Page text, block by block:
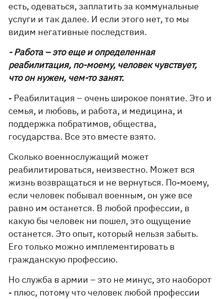
есть, одеваться, заплатить за коммунальные
услуги и так далее. И если этого нет, то мы
видим негативные последствия.
- Работа – это еще и определенная
реабилитация, по-моему, человек чувствует,
что он нужен, чем-то занят.
- Реабилитация – очень широкое понятие. Это и
семья, и любовь, и работа, и медицина, и
поддержка побратимов, общества,
государства. Все это вместе взято.
Сколько военнослужащий может
реабилитироваться, неизвестно. Может вся
жизнь возвращаться и не вернуться. По-моему,
если человек побывал военным, он уже все
равно им останется. В любой профессии, в
какую бы человек ни пошел, это ощущение
останется. Это опыт, который нельзя забыть.
Его только можно имплементировать в
гражданскую профессию.
Но служба в армии – это не минус, это наоборот
- плюс, потому что человек любой профессии